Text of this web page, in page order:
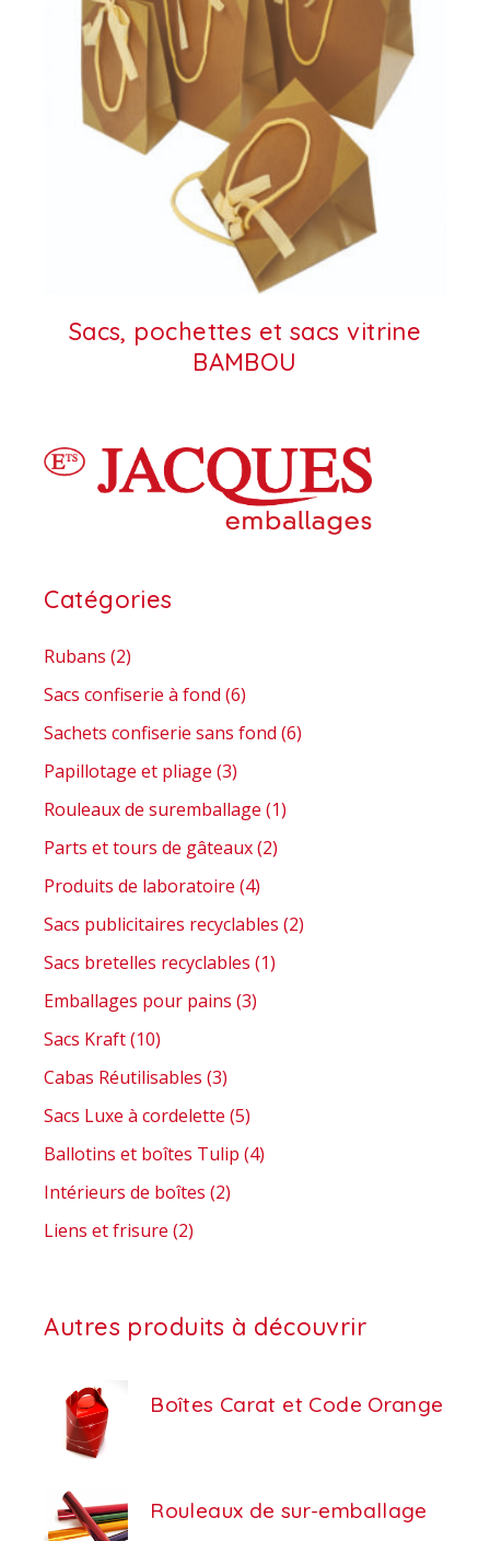
Sacs, pochettes et sacs vitrine
BAMBOU
Catégories
Ballotins et boîtes Tulip (4)
Cabas Réutilisables (3)
Emballages pour pains (3)
Intérieurs de boîtes (2)
Liens et frisure (2)
Papillotage et pliage (3)
Parts et tours de gâteaux(2)
Produits de laboratoire (4)
Rouleaux de suremballage (1)
Rubans (2)
Sachets confiserie sans fond (6)
Sacs bretelles recyclables (1)
Sacs confiserie à fond (6)
Sacs Kraft(10)
Sacs Luxe à cordelette (5)
Sacs publicitaires recyclables (2)
Autres produits à découvrir
Boîtes Carat et Code Orange
Rouleaux de sur-emballage